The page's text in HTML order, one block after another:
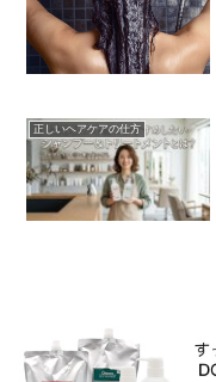
正しいヘアケアの仕方